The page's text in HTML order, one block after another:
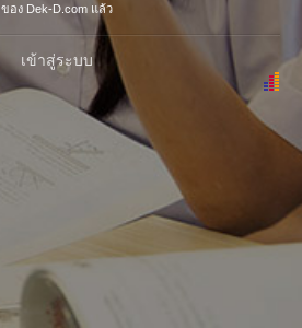
ของ Dek-D.com แล้ว
เข้าสู่ระบบ